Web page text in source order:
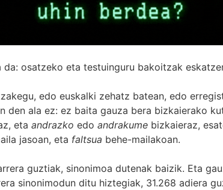
osatzeko eta testuinguru bakoitzak
edo euskalki zehatz batean, edo
ala ez: ez baita gauza bera bizkaierako
eta andrazko edo andrakume bizkaieraz,
jasoan, eta faltsua behe-mailakoan.
guztiak, sinonimoa dutenak baizik. Eta
sinonimodun ditu hiztegiak, 31.268 adiera